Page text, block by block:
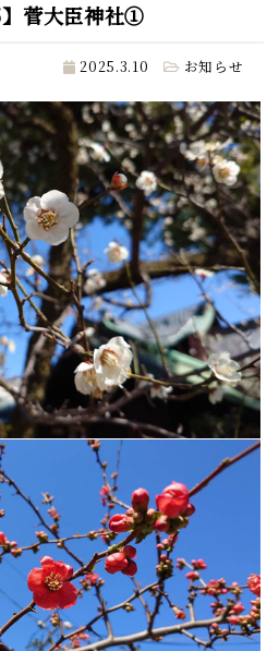
】菅大臣神社①
2025.3.10 お知らせ